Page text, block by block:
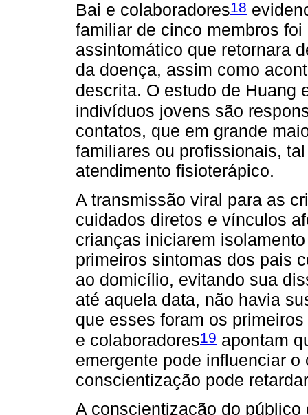
Bai e colaboradores18
familiar de cinco membros
assintomático que retornara
da doença, assim como
descrita. O estudo de Huang
indivíduos jovens são
contatos, que em grande
familiares ou profissionais,
atendimento fisioterápico.
A transmissão viral para as
cuidados diretos e vínculos
crianças iniciarem
primeiros sintomas dos pais
ao domicílio, evitando sua
até aquela data, não havia
que esses foram os
e colaboradores19 apontam
emergente pode influenciar
conscientização pode
A conscientização do